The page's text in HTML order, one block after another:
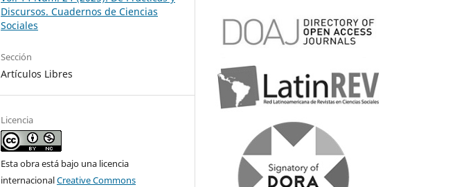
Discursos. Cuadernos de Ciencias
Sociales
Sección
Artículos Libres
Licencia
Esta obra está bajo una licencia
internacionalCreative Commons